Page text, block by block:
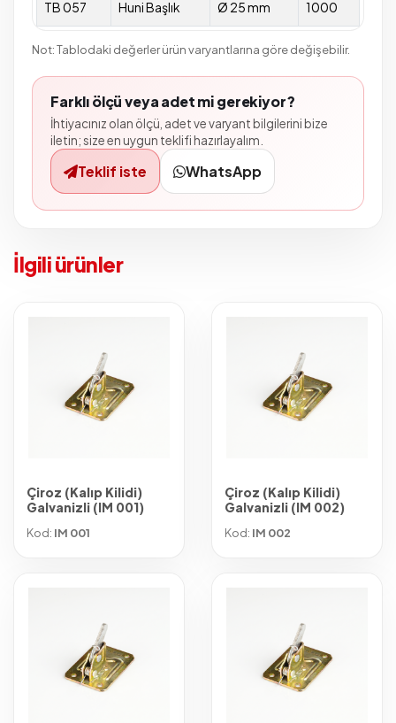
TB 057 Huni Başlık Ø 25 mm 1000
Not: Tablodaki değerler ürün varyantlarına göre değişebilir.
Farklı ölçü veya adet mi gerekiyor?
İhtiyacınız olan ölçü, adet ve varyant bilgilerini bize
iletin; size en uygun teklifi hazırlayalım.
Teklif iste WhatsApp
İlgili ürünler
Çiroz (Kalıp Kilidi)
Galvanizli (IM 001)
Kod: IM 001
Çiroz (Kalıp Kilidi)
Galvanizli (IM 002)
Kod: IM 002